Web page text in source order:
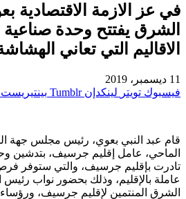
في عز الازمة الاقتصادية
الشرق يفتتح وحدة
الاقاليم التي تعاني
11 ديسمبر، 2019
فيسبوك تويتر لينكدإن بينتيريست
قام عبد النبي بعوي، رئيس مجلس جهة
الماحي، عامل إقليم جرسيف، بتدشين
عاملة بالإقليم، وذلك بحضور نواب
الشرق المنتمين لإقليم جرسيف، ورؤساء